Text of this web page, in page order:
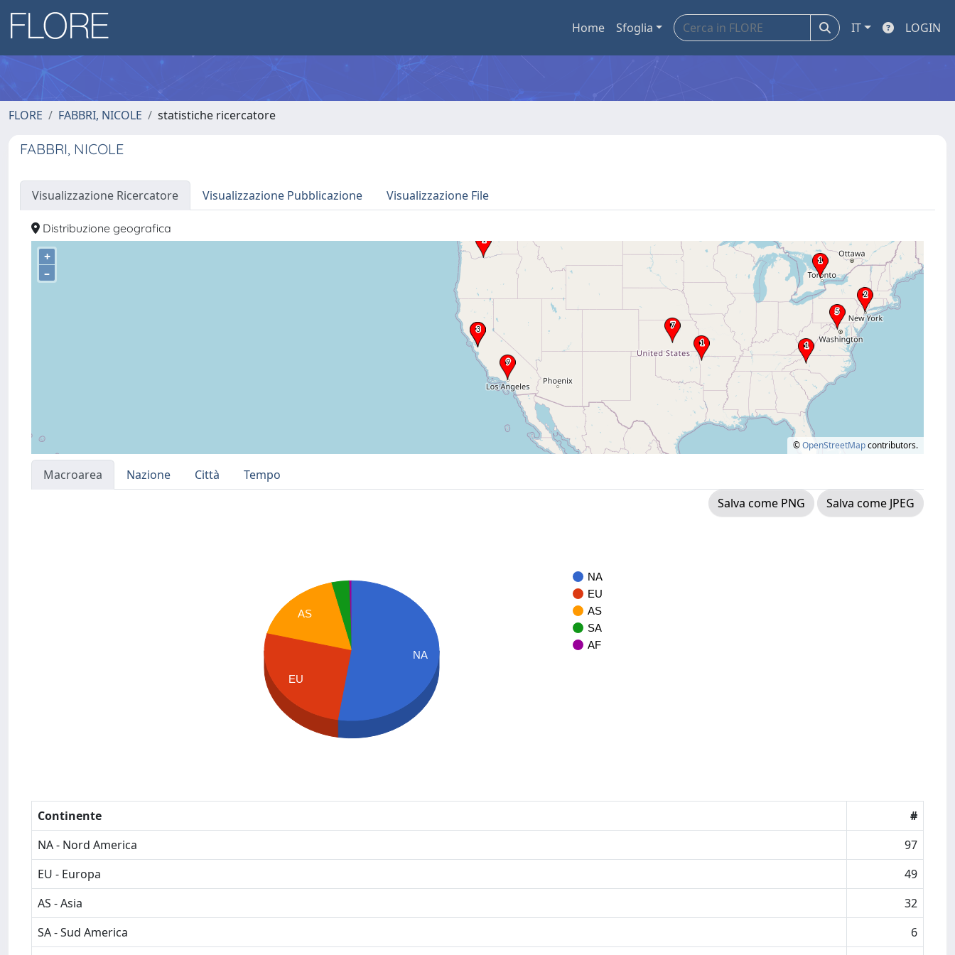
Home Sfoglia IT LOGIN
FLORE FABBRI, NICOLE statistiche ricercatore
FABBRI, NICOLE
Visualizzazione Ricercatore Visualizzazione Pubblicazione Visualizzazione File
Distribuzione geografica
+
–
©OpenStreetMapcontributors.
Macroarea Nazione Città
Tempo
Salva come PNG
Salva come JPEG
NA
EU
AS
SA
AF
AS
EU
NA
Continente
#
NA - Nord America
97
EU - Europa
49
AS - Asia
32
SA - Sud America
6